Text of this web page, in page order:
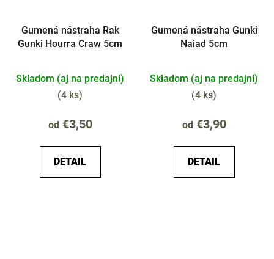
Gumená nástraha Rak
Gunki Hourra Craw 5cm
Skladom (aj na predajni)
(4 ks)
od€3,50
DETAIL
Gumená nástraha Gunki
Naiad 5cm
Skladom (aj na predajni)
(4 ks)
od€3,90
DETAIL